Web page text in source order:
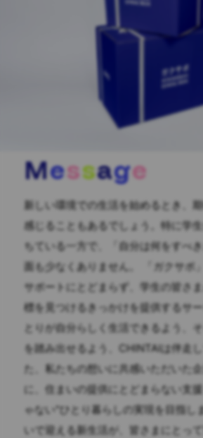
Message
新しい環境での生活を始めるとき、
感じることもあるでしょう。特に学
ちている一方で、「自分は何をすべ
面も少なくありません。 「ガクサポ
サポートにとどまらず、学生の皆さ
標を見つけるきっかけを提供するサ
とりが自分らしく生活できるよう、
を踏み出せるよう、CHINTAIは伴走
た、私たちの想いに共感いただいた
に、住まいの提供にとどまらない支
ゃない"ひとり暮らしの実現を目指し
いで迎える新生活が、皆さまにとっ